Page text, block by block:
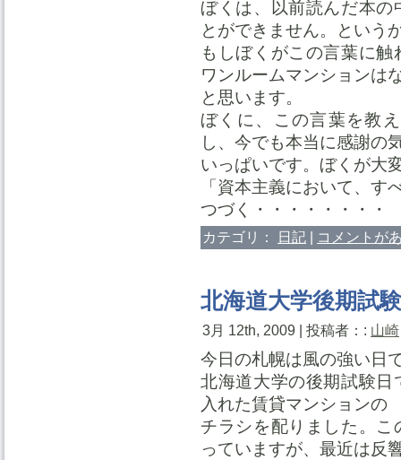
ぼくは、以前読んだ本
とができません。という
もしぼくがこの言葉に
ワンルームマンションは
と思います。
ぼくに、この言葉を教
し、今でも本当に感謝の
いっぱいです。ぼくが大
「資本主義において、す
つづく・・・・・・・・
カテゴリ： 日記 コメントが
北海道大学後期試験
3月 12th, 2009 | 投稿者：: 山崎
今日の札幌は風の強い日
北海道大学の後期試験
入れた賃貸マンションの
チラシを配りました。
っていますが、最近は反